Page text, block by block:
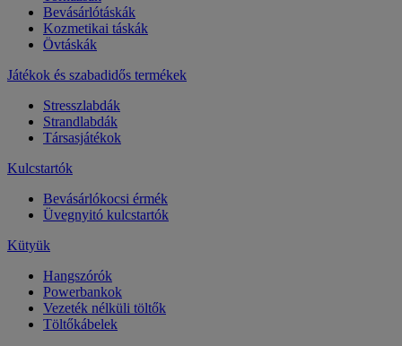
Bevásárlótáskák
Kozmetikai táskák
Övtáskák
Játékok és szabadidős termékek
Stresszlabdák
Strandlabdák
Társasjátékok
Kulcstartók
Bevásárlókocsi érmék
Üvegnyitó kulcstartók
Kütyük
Hangszórók
Powerbankok
Vezeték nélküli töltők
Töltőkábelek